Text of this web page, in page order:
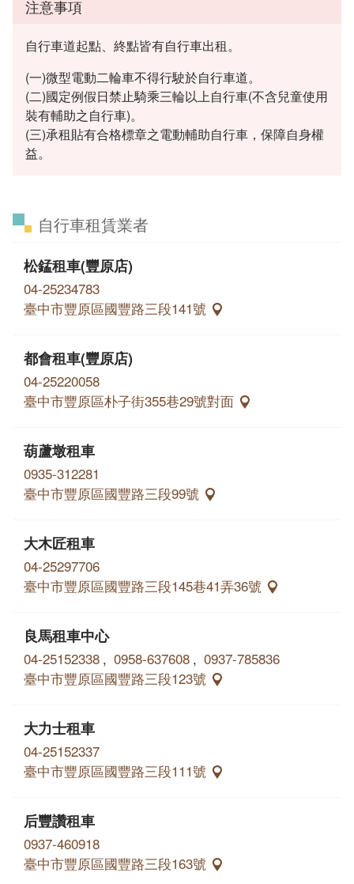
注意事項
自行車道起點、終點皆有自行車出租。
(一)微型電動二輪車不得行駛於自行車道。
(二)國定例假日禁止騎乘三輪以上自行車(不含兒童使用
裝有輔助之自行車)。
(三)承租貼有合格標章之電動輔助自行車，保障自身權
益。
自行車租賃業者
松錳租車(豐原店)
04-25234783
臺中市豐原區國豐路三段141號
都會租車(豐原店)
04-25220058
臺中市豐原區朴子街355巷29號對面
葫蘆墩租車
0935-312281
臺中市豐原區國豐路三段99號
大木匠租車
04-25297706
臺中市豐原區國豐路三段145巷41弄36號
良馬租車中心
04-25152338 , 0958-637608 , 0937-785836
臺中市豐原區國豐路三段123號
大力士租車
04-25152337
臺中市豐原區國豐路三段111號
后豐讚租車
0937-460918
臺中市豐原區國豐路三段163號